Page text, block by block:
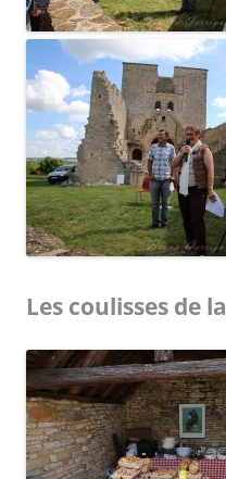
Les coulisses de